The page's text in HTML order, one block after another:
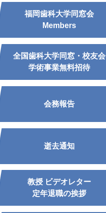
福岡歯科大学同窓会
Members
全国歯科大学同窓・校友会
学術事業無料招待
会務報告
逝去通知
教授 ビデオレター
定年退職の挨拶